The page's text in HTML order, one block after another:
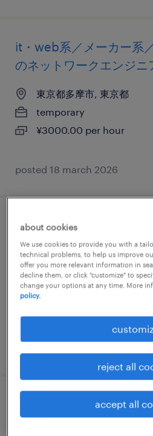
it・web系／メーカー系
のネットワークエンジ
東京都多摩市, 東京都
temporary
¥3000.00 per hour
posted 18 march 2026
it・web系／メーカー系
東京都多摩市, 東京都
temporary
¥3500.00 per hour
it・web系／メーカー系
の運用管理・保守
about cookies
We use cookies to provide you with a
technical problems, to help us improve
offer you more relevant information in
decline them, or click "customize" to
change your options at any time. More
policy.
reject all
accept all